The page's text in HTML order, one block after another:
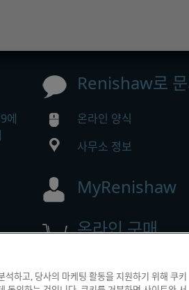
에
Renishaw로
온라인 양식
사무소 정보
MyRenishaw
온라인 구매
하고, 당사의 마케팅 활동을 지원하기 위해 쿠키